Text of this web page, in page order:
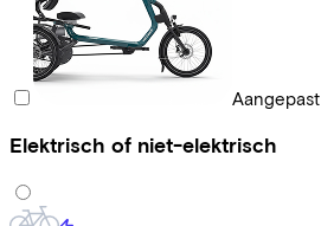
Aangepast
Elektrisch of niet-elektrisch